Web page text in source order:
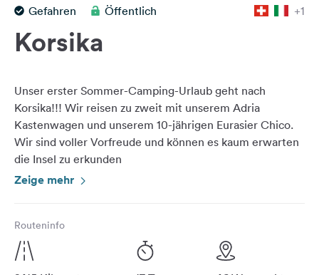
Feedback
Sprache:
Folge
uns
auf
Social
Media
Facebook
Gefahren Öffentlich +1
Korsika
Unser erster Sommer-Camping-Urlaub geht nach
Korsika!!! Wir reisen zu zweit mit unserem Adria
Kastenwagen und unserem 10-jährigen Eurasier Chico.
Wir sind voller Vorfreude und können es kaum erwarten
die Insel zu erkunden
Eine grobe Route ist vorgefertigt: Wir fahren mit Corsica
Ferries von Livorono aus, Ankunft ist in Bastia, dann geht
es über das Cap Corse in den Norden über Saint Florent,
Zeige mehr
Routeninfo